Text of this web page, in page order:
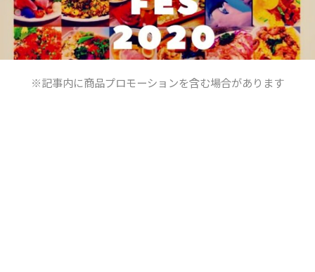
※記事内に商品プロモーションを含む場合があります